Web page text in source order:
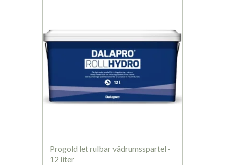
Progold let rulbar vådrumsspartel -
12 liter